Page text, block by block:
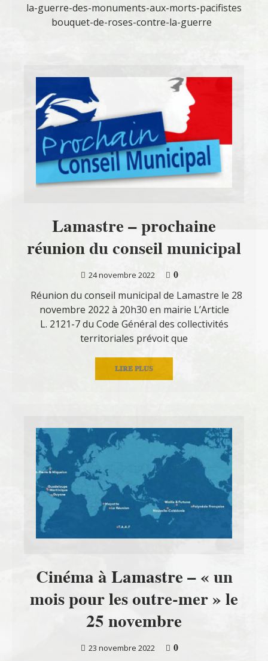
la-guerre-des-monuments-aux-morts-pacifistes
bouquet-de-roses-contre-la-guerre
Lamastre – prochaine
réunion du conseil municipal
24 novembre 2022
0
Réunion du conseil municipal de Lamastre le 28
novembre 2022 à 20h30 en mairie L’Article
L. 2121-7 du Code Général des collectivités
territoriales prévoit que
LIRE PLUS
Cinéma à Lamastre – « un
mois pour les outre-mer » le
25 novembre
23 novembre 2022
0